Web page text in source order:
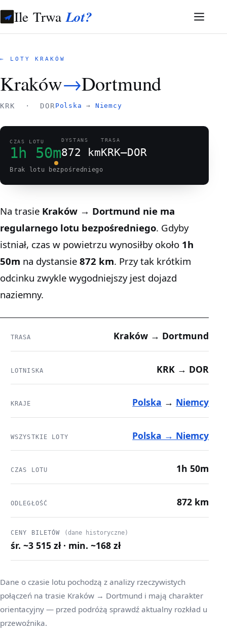
Ile TrwaLot?
← LOTY KRAKÓW
Kraków→Dortmund
KRK · DOR Polska → Niemcy
CZAS LOTU
1h 50m
DYSTANS
872 km
TRASA
KRK–DOR
Brak lotu bezpośredniego
Na trasie Kraków → Dortmund nie ma
regularnego lotu bezpośredniego. Gdyby
istniał, czas w powietrzu wynosiłby około 1h
50m na dystansie 872 km. Przy tak krótkim
odcinku zwykle wygodniejszy jest dojazd
naziemny.
TRASA Kraków → Dortmund
LOTNISKA KRK → DOR
KRAJE Polska → Niemcy
WSZYSTKIE LOTY Polska → Niemcy
CZAS LOTU 1h 50m
ODLEGŁOŚĆ 872 km
CENY BILETÓW (dane historyczne)
śr. ~3 515 zł · min. ~168 zł
Dane o czasie lotu pochodzą z analizy rzeczywistych
połączeń na trasie Kraków → Dortmund i mają charakter
orientacyjny — przed podróżą sprawdź aktualny rozkład u
przewoźnika.